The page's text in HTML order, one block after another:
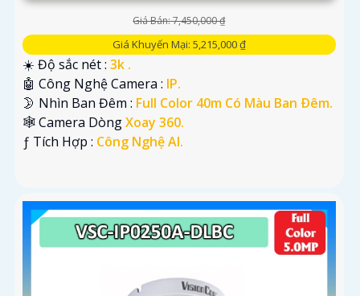
Giá Bán: 7,450,000 ₫
Giá Khuyến Mại: 5,215,000 ₫
☀️ Độ sắc nét : 3k .
🤖️ Công Nghệ Camera : IP.
🌛 Nhìn Ban Đêm : Full Color 40m Có Màu Ban Ðêm.
🕸️ Camera DòngXoay 360.
️ƒ Tích Hợp : Công Nghệ AI.